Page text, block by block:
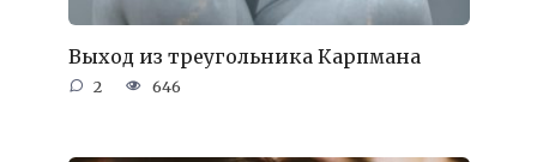
Выход из треугольника Карпмана
2 646